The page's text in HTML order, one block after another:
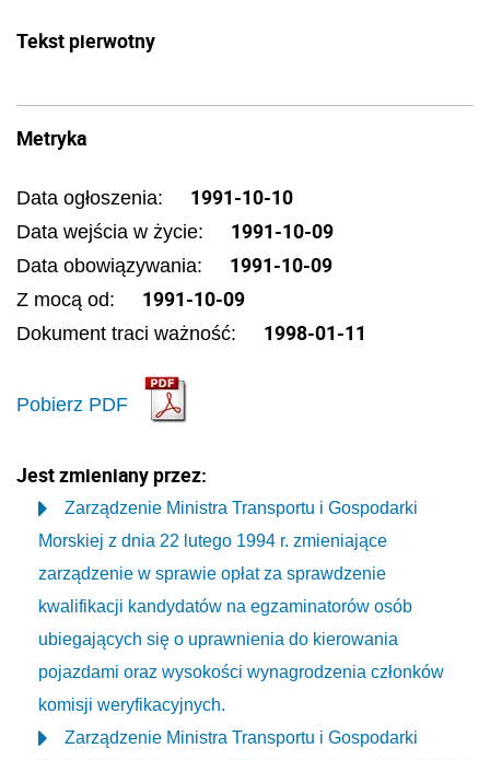
Tekst pierwotny
Metryka
Data ogłoszenia: 1991-10-10
Data wejścia w życie: 1991-10-09
Data obowiązywania: 1991-10-09
Z mocą od: 1991-10-09
Dokument traci ważność: 1998-01-11
Pobierz PDF
Jest zmieniany przez:
Zarządzenie Ministra Transportu i Gospodarki
Morskiej z dnia 22 lutego 1994 r. zmieniające
zarządzenie w sprawie opłat za sprawdzenie
kwalifikacji kandydatów na egzaminatorów osób
ubiegających się o uprawnienia do kierowania
pojazdami oraz wysokości wynagrodzenia członków
komisji weryfikacyjnych.
Zarządzenie Ministra Transportu i Gospodarki